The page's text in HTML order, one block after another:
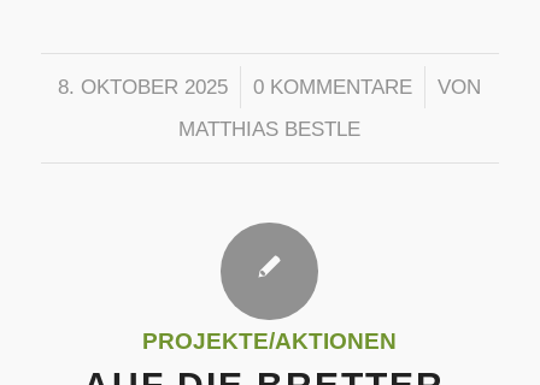
8. OKTOBER 2025
/ 0 KOMMENTARE
/
VON
MATTHIAS BESTLE
PROJEKTE/AKTIONEN